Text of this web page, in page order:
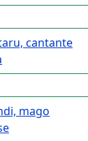
cantante
mago